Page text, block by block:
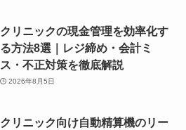
クリニックの現金管理を効率化す
る方法8選｜レジ締め・会計ミ
ス・不正対策を徹底解説
2026年8月5日
クリニック向け自動精算機のリー